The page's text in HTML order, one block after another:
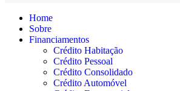
Home
Sobre
Financiamentos
Crédito Habitação
Crédito Pessoal
Crédito Consolidado
Crédito Automóvel